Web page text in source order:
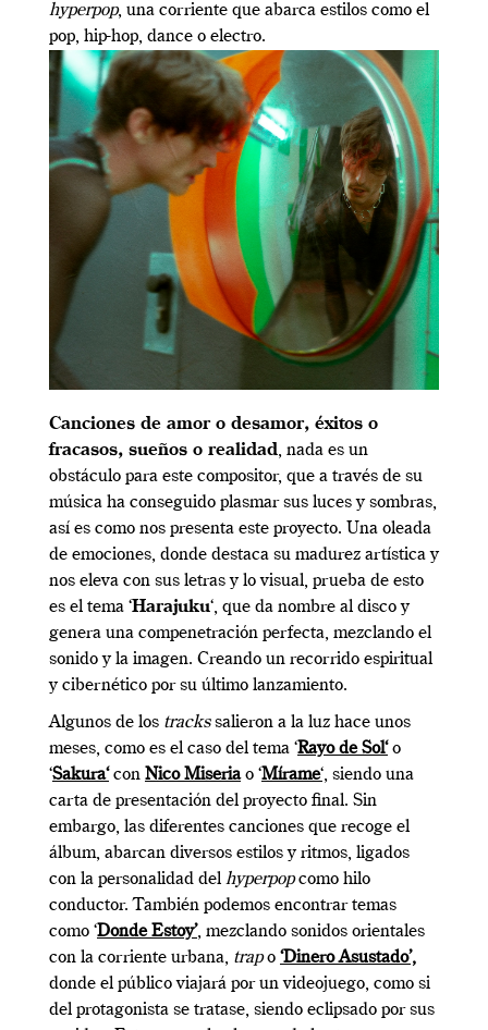
hyperpop, una corriente que abarca estilos como el
pop, hip-hop, dance o electro.
Canciones de amor o desamor, éxitos o
fracasos, sueños o realidad, nada es un
obstáculo para este compositor, que a través de su
música ha conseguido plasmar sus luces y sombras,
así es como nos presenta este proyecto. Una oleada
de emociones, donde destaca su madurez artística y
nos eleva con sus letras y lo visual, prueba de esto
es el tema ‘Harajuku‘, que da nombre al disco y
genera una compenetración perfecta, mezclando el
sonido y la imagen. Creando un recorrido espiritual
y cibernético por su último lanzamiento.
Algunos de los trackssalieron a la luz hace unos
meses, como es el caso del tema ‘Rayo de Sol‘o
‘Sakura‘con Nico Miseriao ‘Mírame‘, siendo una
carta de presentación del proyecto final. Sin
embargo, las diferentes canciones que recoge el
álbum, abarcan diversos estilos y ritmos, ligados
con la personalidad del hyperpopcomo hilo
conductor. También podemos encontrar temas
como ‘Donde Estoy’, mezclando sonidos orientales
con la corriente urbana, trapo ‘Dinero Asustado’,
donde el público viajará por un videojuego, como si
del protagonista se tratase, siendo eclipsado por sus